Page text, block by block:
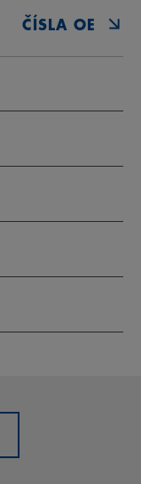
ČÍSLA OE